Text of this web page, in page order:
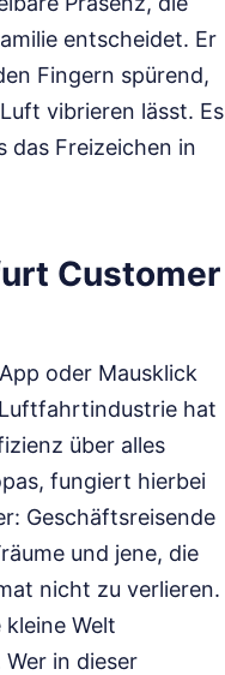
entscheidet. Er
Fingern spürend,
vibrieren lässt. Es
das Freizeichen in
Customer
oder Mausklick
hat
über alles
fungiert hierbei
Geschäftsreisende
und jene, die
nicht zu verlieren.
Welt
in dieser